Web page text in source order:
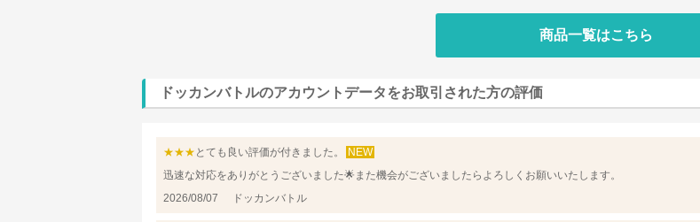
トはandroid版アカウントです。
商品一覧はこちら
ドッカンバトルのアカウントデータをお取引された方の評価
★★★ とても良い評価が付きました。
NEW
迅速な対応をありがとうございました🌟また機会がございましたらよろしくお願いいたします。
2026/08/07
ドッカンバトル